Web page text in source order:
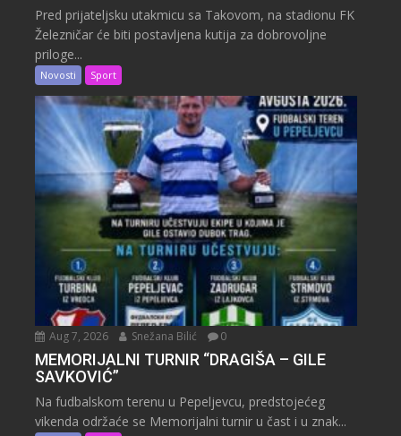
Pred prijateljsku utakmicu sa Takovom, na stadionu FK
Železničar će biti postavljena kutija za dobrovoljne
priloge...
Novosti Sport
Aug 7, 2026 Snežana Bilić 0
MEMORIJALNI TURNIR “DRAGIŠA – GILE
SAVKOVIĆ”
Na fudbalskom terenu u Pepeljevcu, predstojećeg
vikenda održaće se Memorijalni turnir u čast i u znak...